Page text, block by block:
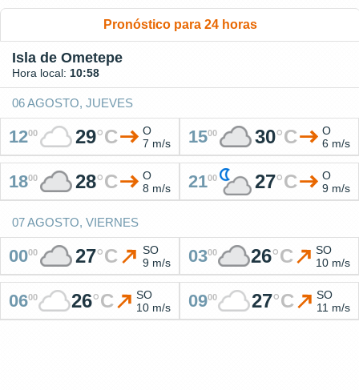
Pronóstico para 24 horas
Isla de Ometepe
Hora local: 10:58
06 AGOSTO, JUEVES
1200 29°C
O
7 m/s
1500 30°C
O
6 m/s
1800 28°C
O
8 m/s
2100 27°C
O
9 m/s
07 AGOSTO, VIERNES
0000 27°C
SO
9 m/s
0300 26°C
SO
10 m/s
0600 26°C
SO
10 m/s
0900 27°C
SO
11 m/s